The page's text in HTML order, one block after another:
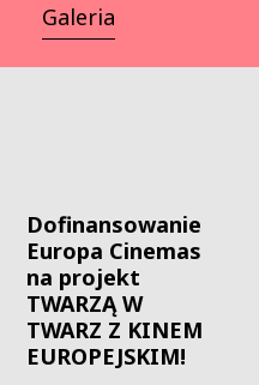
Galeria
Dofinansowanie
Europa Cinemas
na projekt
TWARZĄ W
TWARZ Z KINEM
EUROPEJSKIM!